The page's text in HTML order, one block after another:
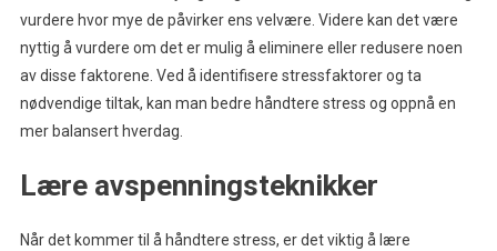
vurdere hvor mye de påvirker ens velvære. Videre kan det være
nyttig å vurdere om det er mulig å eliminere eller redusere noen
av disse faktorene. Ved å identifisere stressfaktorer og ta
nødvendige tiltak, kan man bedre håndtere stress og oppnå en
mer balansert hverdag.
Lære avspenningsteknikker
Når det kommer til å håndtere stress, er det viktig å lære